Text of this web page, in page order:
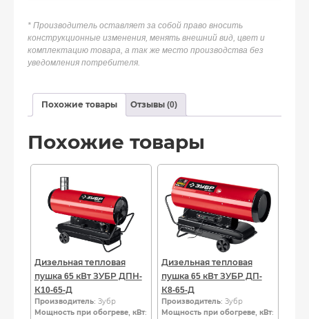
* Производитель оставляет за собой право вносить
конструкционные изменения, менять внешний вид, цвет и
комплектацию товара, а так же место производства без
уведомления потребителя.
Похожие товары Отзывы (0)
Похожие товары
Дизельная тепловая
пушка 65 кВт ЗУБР ДПН-
К10-65-Д
Производитель: Зубр
Мощность при обогреве, кВт:
Дизельная тепловая
пушка 65 кВт ЗУБР ДП-
К8-65-Д
Производитель: Зубр
Мощность при обогреве, кВт: